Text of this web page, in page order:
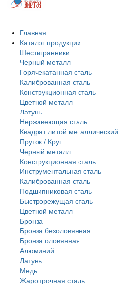
Главная
Каталог продукции
Шестигранники
Черный металл
Горячекатанная сталь
Калиброванная сталь
Конструкционная сталь
Цветной металл
Латунь
Нержавеющая сталь
Квадрат литой металлический
Пруток / Круг
Черный металл
Конструкционная сталь
Инструментальная сталь
Калиброванная сталь
Подшипниковая сталь
Быстрорежущая сталь
Цветной металл
Бронза
Бронза безоловянная
Бронза оловянная
Алюминий
Латунь
Медь
Жаропрочная сталь